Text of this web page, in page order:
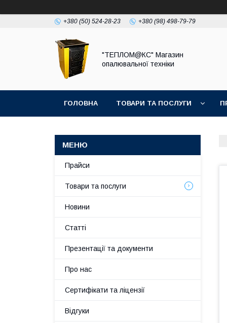
+380 (50) 524-28-23 +380 (98) 498-79-79
"ТЕПЛОМ@КС" Магазин
опалювальної техніки
ГОЛОВНА ТОВАРИ ТА ПОСЛУГИ
Прайси
Товари та послуги
Новини
Статті
Презентації та документи
Про нас
Сертифікати та ліцензії
Відгуки